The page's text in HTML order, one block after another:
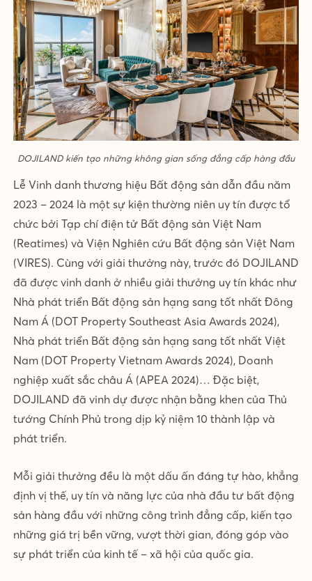
DOJILAND kiến tạo những không gian sống đẳng cấp hàng đầu
Lễ Vinh danh thương hiệu Bất động sản dẫn đầu năm
2023 – 2024 là một sự kiện thường niên uy tín được tổ
chức bởi Tạp chí điện tử Bất động sản Việt Nam
(Reatimes) và Viện Nghiên cứu Bất động sản Việt Nam
(VIRES). Cùng với giải thưởng này, trước đó DOJILAND
đã được vinh danh ở nhiều giải thưởng uy tín khác như
Nhà phát triển Bất động sản hạng sang tốt nhất Đông
Nam Á (DOT Property Southeast Asia Awards 2024),
Nhà phát triển Bất động sản hạng sang tốt nhất Việt
Nam (DOT Property Vietnam Awards 2024), Doanh
nghiệp xuất sắc châu Á (APEA 2024)… Đặc biệt,
DOJILAND đã vinh dự được nhận bằng khen của Thủ
tướng Chính Phủ trong dịp kỷ niệm 10 thành lập và
phát triển.
Mỗi giải thưởng đều là một dấu ấn đáng tự hào, khẳng
định vị thế, uy tín và năng lực của nhà đầu tư bất động
sản hàng đầu với những công trình đẳng cấp, kiến tạo
những giá trị bền vững, vượt thời gian, đóng góp vào
sự phát triển của kinh tế – xã hội của quốc gia.